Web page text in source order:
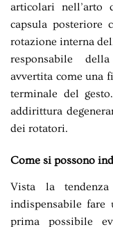
articolari nell’arto
capsula posteriore
rotazione interna
responsabile
avvertita come una
terminale del
addirittura
dei rotatori.
Come si possono
Vista la
indispensabile fare
prima possibile